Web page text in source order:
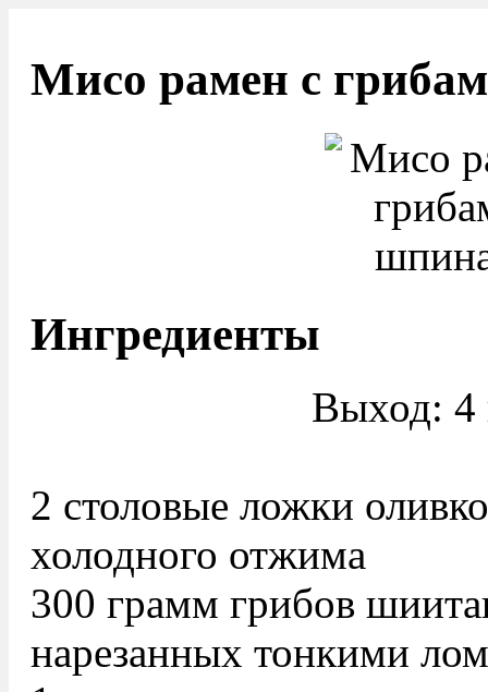
Мисо рамен с
Ингредиенты
Выход: 4
2 столовые ложки
холодного отжима
300 грамм грибов
нарезанных тонкими